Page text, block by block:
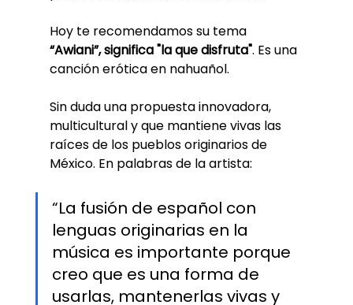
Hoy te recomendamos su tema
“Awiani”, significa "la que disfruta". Es una
canción erótica en nahuañol.
Sin duda una propuesta innovadora,
multicultural y que mantiene vivas las
raíces de los pueblos originarios de
México. En palabras de la artista:
“La fusión de español con
lenguas originarias en la
música es importante porque
creo que es una forma de
usarlas, mantenerlas vivas y